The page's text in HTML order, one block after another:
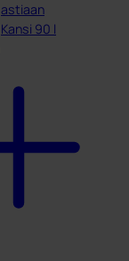
astiaan
Kansi 90 l